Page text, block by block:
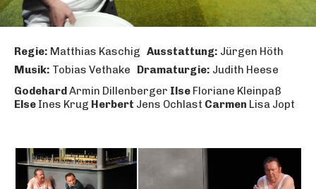
Regie: Matthias Kaschig Ausstattung: Jürgen Höth
Musik: Tobias Vethake Dramaturgie: Judith Heese
GodehardArmin Dillenberger Ilse Floriane Kleinpaß
Else Ines Krug Herbert Jens Ochlast Carmen Lisa Jopt